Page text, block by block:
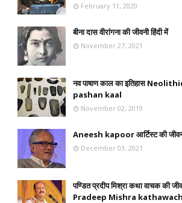
February 11, 2020
बीना दास वीरांगना की जीवनी हिंदी में
November 27, 2021
नव पाषाण काल का इतिहास
pashan kaal
November 02, 2019
Aneesh kapoor आर्टिस्ट की
December 03, 2021
पण्डित प्रदीप मिश्रा कथा वाचक की
Pradeep Mishra